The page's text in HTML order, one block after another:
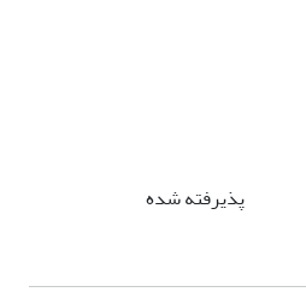
پذیرفته شده